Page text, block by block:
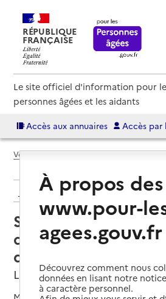
RÉPUBLIQUE
FRANÇAISE
Le site officiel d'information pour
personnes âgées et les aidants
Accès aux annuaires Accès par
Voir le fil d’Ariane
Retour aux résultats de
Service de soins
domicile – SSIAD -
du centre de soins de
Laissac-Sévérac l'Église,
À propos
www.pour-
agees.gouv.fr
Découvrez comment nous
données en lisant notre
à caractère personnel.